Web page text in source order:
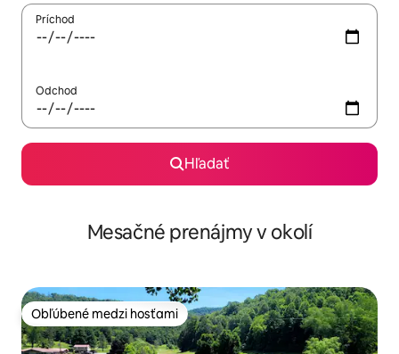
Príchod
Odchod
Hľadať
Mesačné prenájmy v okolí
Obľúbené medzi hosťami
Obľúbené medzi hosťami